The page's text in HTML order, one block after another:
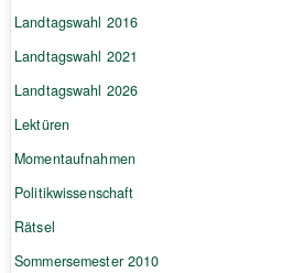
Landtagswahl 2016
Landtagswahl 2021
Landtagswahl 2026
Lektüren
Momentaufnahmen
Politikwissenschaft
Rätsel
Sommersemester 2010